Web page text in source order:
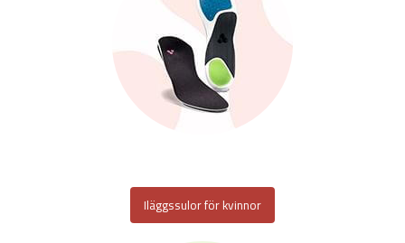
Iläggssulor för kvinnor